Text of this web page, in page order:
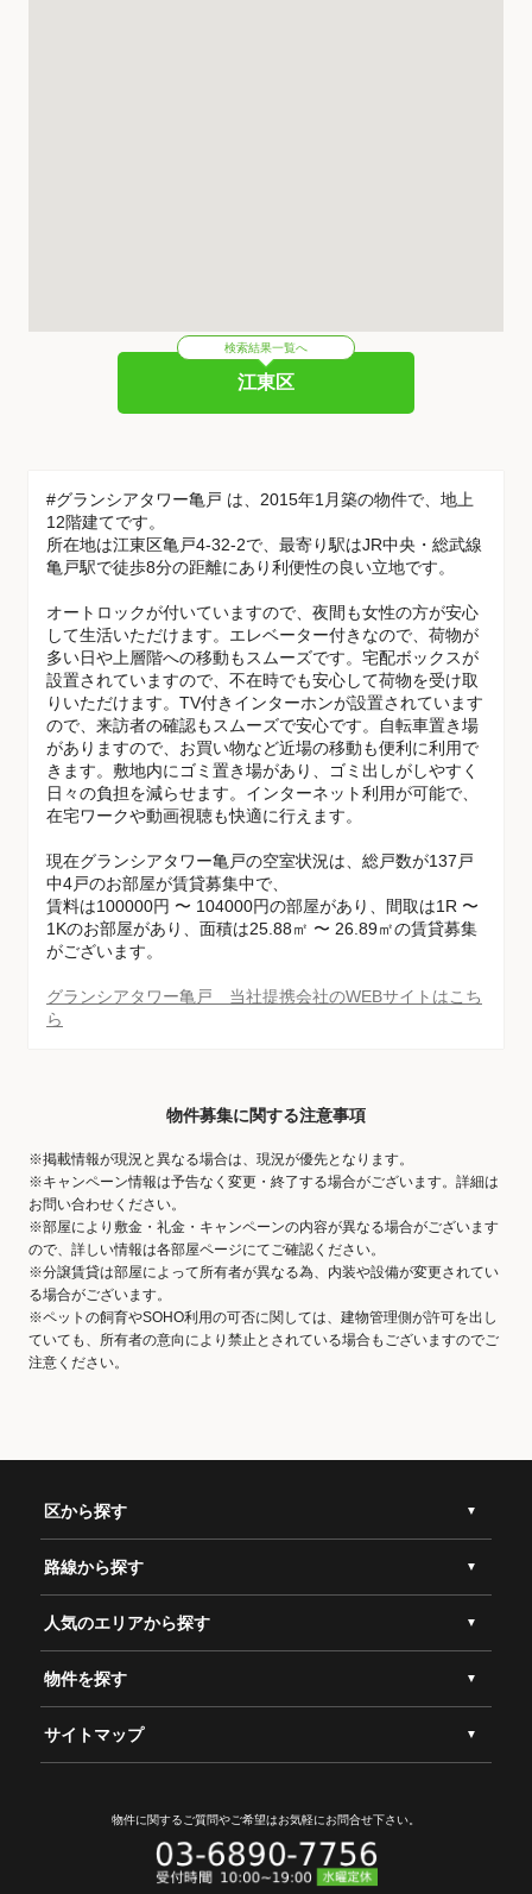
検索結果一覧へ
江東区
#グランシアタワー亀戸 は、2015年1月築の物件で、地上
12階建てです。
所在地は江東区亀戸4-32-2で、最寄り駅はJR中央・総武線
亀戸駅で徒歩8分の距離にあり利便性の良い立地です。
オートロックが付いていますので、夜間も女性の方が安心
して生活いただけます。エレベーター付きなので、荷物が
多い日や上層階への移動もスムーズです。宅配ボックスが
設置されていますので、不在時でも安心して荷物を受け取
りいただけます。TV付きインターホンが設置されています
ので、来訪者の確認もスムーズで安心です。自転車置き場
がありますので、お買い物など近場の移動も便利に利用で
きます。敷地内にゴミ置き場があり、ゴミ出しがしやすく
日々の負担を減らせます。インターネット利用が可能で、
在宅ワークや動画視聴も快適に行えます。
現在グランシアタワー亀戸の空室状況は、総戸数が137戸
中4戸のお部屋が賃貸募集中で、
賃料は100000円 〜 104000円の部屋があり、間取は1R 〜
1Kのお部屋があり、面積は25.88㎡ 〜 26.89㎡の賃貸募集
がございます。
グランシアタワー亀戸 当社提携会社のWEBサイトはこち
ら
物件募集に関する注意事項
※掲載情報が現況と異なる場合は、現況が優先となります。
※キャンペーン情報は予告なく変更・終了する場合がございます。詳細は
お問い合わせください。
※部屋により敷金・礼金・キャンペーンの内容が異なる場合がございます
ので、詳しい情報は各部屋ページにてご確認ください。
※分譲賃貸は部屋によって所有者が異なる為、内装や設備が変更されてい
る場合がございます。
※ペットの飼育やSOHO利用の可否に関しては、建物管理側が許可を出し
ていても、所有者の意向により禁止とされている場合もございますのでご
注意ください。
区から探す
路線から探す
人気のエリアから探す
物件を探す
サイトマップ
物件に関するご質問やご希望はお気軽にお問合せ下さい。